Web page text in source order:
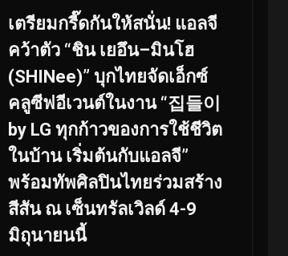
เตรียมกรี๊ดกันให้สนั่น! แอลจี
คว้าตัว “ชิน เยอึน–มินโฮ
(SHINee)” บุกไทยจัดเอ็กซ์
คลูซีฟอีเวนต์ในงาน “집들이
by LG ทุกก้าวของการใช้ชีวิต
ในบ้าน เริ่มต้นกับแอลจี”
พร้อมทัพศิลปินไทยร่วมสร้าง
สีสัน ณ เซ็นทรัลเวิลด์ 4-9
มิถุนายนนี้